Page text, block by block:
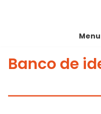
Menu
Banco de